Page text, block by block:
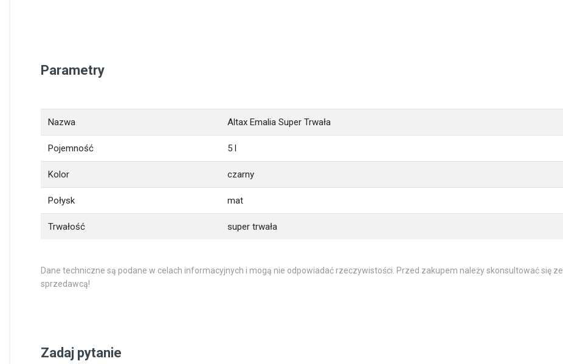
Parametry
Nazwa Altax Emalia Super Trwała
Pojemność 5 l
Kolor czarny
Połysk mat
Trwałość super trwała
Dane techniczne są podane w celach informacyjnych i mogą nie odpowiadać rzeczywistości. Przed zakupem należy skonsultować się ze
sprzedawcą!
Zadaj pytanie